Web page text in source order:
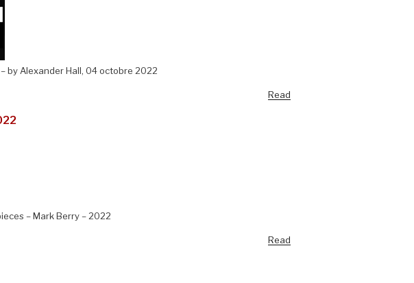
by Alexander Hall, 04 octobre 2022
Read
– Mark Berry – 2022
Read